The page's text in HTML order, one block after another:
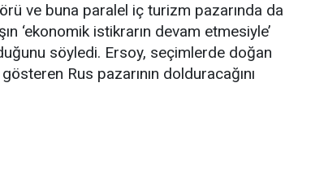
ve buna paralel iç turizm pazarında da
‘ekonomik istikrarın devam etmesiyle’
söyledi. Ersoy, seçimlerde doğan
Rus pazarının dolduracağını